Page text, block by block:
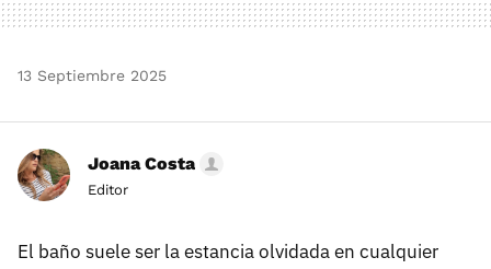
13 Septiembre 2025
Joana Costa
Editor
El baño suele ser la estancia olvidada en cualquier